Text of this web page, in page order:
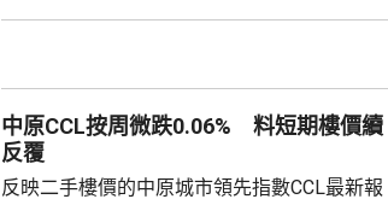
動試運行的黃金清算系統。人行行長潘功勝在
啟動儀式表示，將繼續提高國...
中原CCL按周微跌0.06% 料短期樓價續
反覆
反映二手樓價的中原城市領先指數CCL最新報